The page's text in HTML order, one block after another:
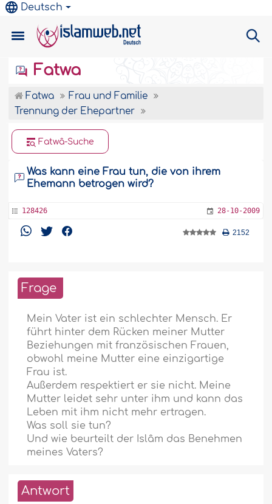
Deutsch
Fatwa
Fatwa
Frau und Familie
Trennung der Ehepartner
Fatwâ-Suche
Was kann eine Frau tun, die von ihrem
Ehemann betrogen wird?
128426 28-10-2009
2152
Frage
Mein Vater ist ein schlechter Mensch. Er
führt hinter dem Rücken meiner Mutter
Beziehungen mit französischen Frauen,
obwohl meine Mutter eine einzigartige
Frau ist.
Außerdem respektiert er sie nicht. Meine
Mutter leidet sehr unter ihm und kann das
Leben mit ihm nicht mehr ertragen.
Was soll sie tun?
Und wie beurteilt der Islâm das Benehmen
meines Vaters?
Antwort